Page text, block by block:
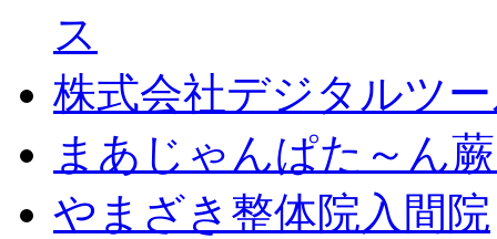
ス
株式会社デジタルツ
まあじゃんぱた～ん
やまざき整体院入間院